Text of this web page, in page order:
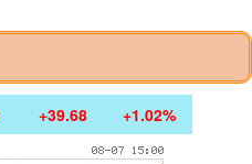
+39.68 +1.02%